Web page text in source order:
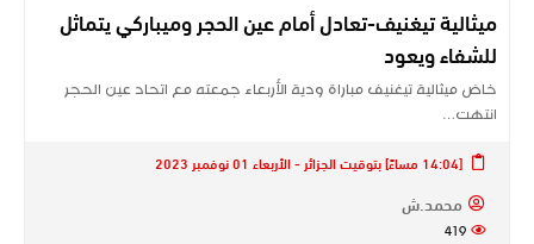
ميثالية تيغنيف-تعادل أمام عين الحجر وميباركي يتماثل
للشفاء ويعود
خاض ميثالية تيغنيف مباراة ودية الأربعاء جمعته مع اتحاد عين الحجر
انتهت…
[14:04 مساءً] بتوقيت الجزائر - الأربعاء 01 نوفمبر 2023
محمد.ش
419